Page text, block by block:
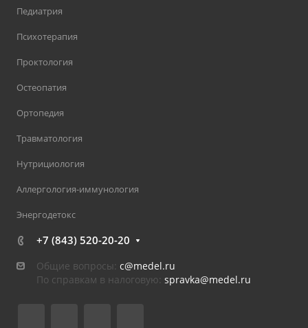
Педиатрия
Психотерапия
Проктология
Остеопатия
Ортопедия
Травматология
Нутрициология
Аллергология-иммунология
Энергодетокс
+7 (843) 520-20-20
Общие вопросы: c@medel.ru
По справкам в налоговую: spravka@medel.ru